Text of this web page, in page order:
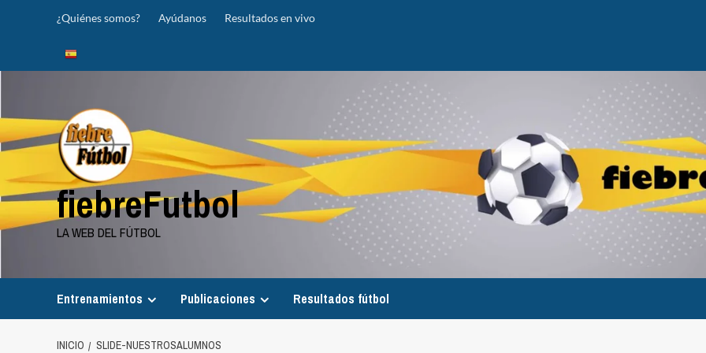
¿Quiénes somos? Ayúdanos Resultados en vivo
fiebreFutbol
LA WEB DEL FÚTBOL
Entrenamientos Publicaciones Resultados fútbol
INICIO SLIDE-NUESTROSALUMNOS